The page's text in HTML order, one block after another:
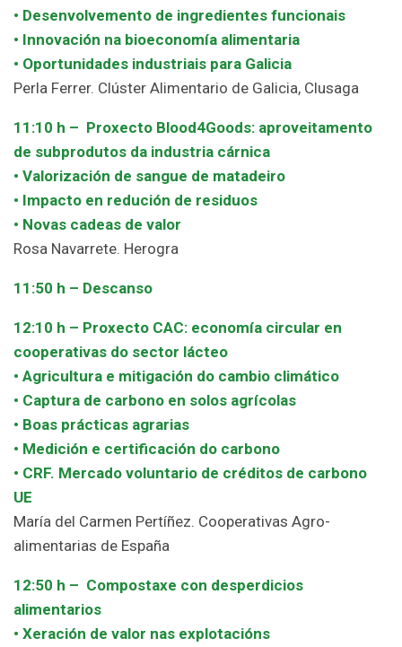
• Desenvolvemento de ingredientes funcionais
• Innovación na bioeconomía alimentaria
• Oportunidades industriais para Galicia
Perla Ferrer. Clúster Alimentario de Galicia, Clusaga
11:10 h – Proxecto Blood4Goods: aproveitamento
de subprodutos da industria cárnica
• Valorización de sangue de matadeiro
• Impacto en redución de residuos
• Novas cadeas de valor
Rosa Navarrete. Herogra
11:50 h – Descanso
12:10 h – Proxecto CAC: economía circular en
cooperativas do sector lácteo
• Agricultura e mitigación do cambio climático
• Captura de carbono en solos agrícolas
• Boas prácticas agrarias
• Medición e certificación do carbono
• CRF. Mercado voluntario de créditos de carbono
UE
María del Carmen Pertíñez. Cooperativas Agro-
alimentarias de España
12:50 h – Compostaxe con desperdicios
alimentarios
• Xeración de valor nas explotacións